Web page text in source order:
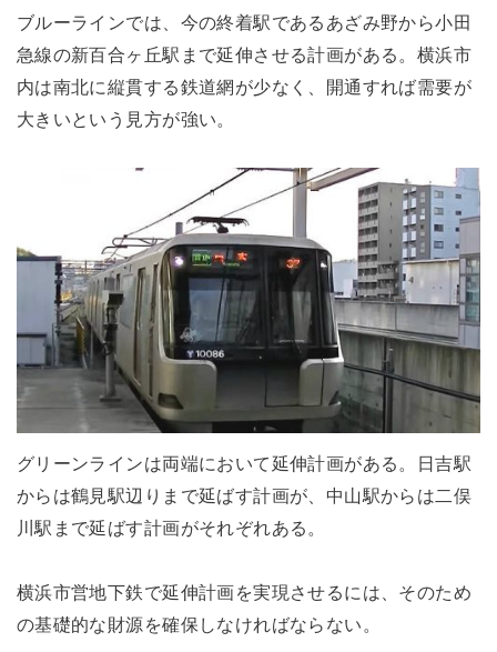
ブルーラインでは、今の終着駅であるあざみ野から小田
急線の新百合ヶ丘駅まで延伸させる計画がある。横浜市
内は南北に縦貫する鉄道網が少なく、開通すれば需要が
大きいという見方が強い。
グリーンラインは両端において延伸計画がある。日吉駅
からは鶴見駅辺りまで延ばす計画が、中山駅からは二俣
川駅まで延ばす計画がそれぞれある。
横浜市営地下鉄で延伸計画を実現させるには、そのため
の基礎的な財源を確保しなければならない。